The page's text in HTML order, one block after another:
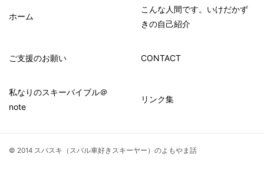
ホーム
こんな人間です。いけだかず
きの自己紹介
ご支援のお願い CONTACT
私なりのスキーバイブル＠
note
リンク集
© 2014 スバスキ（スバル車好きスキーヤー）のよもやま話